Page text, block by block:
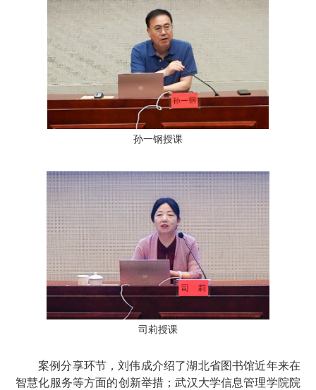
孙一钢授课
司莉授课
案例分享环节，刘伟成介绍了湖北省图书馆近年来在
智慧化服务等方面的创新举措；武汉大学信息管理学院院